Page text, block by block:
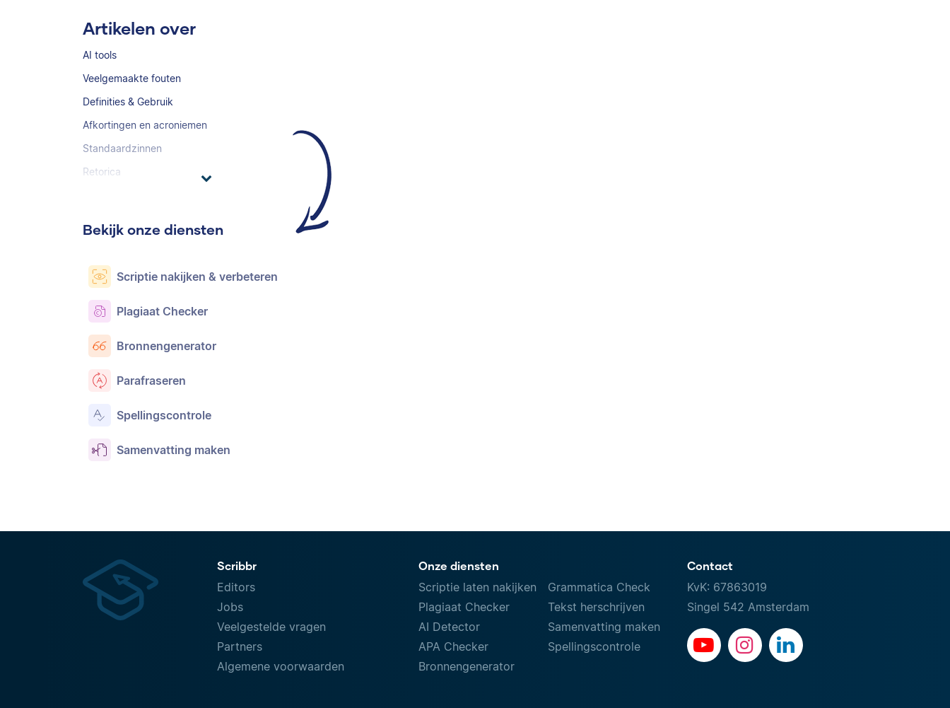
Artikelen over
AI tools
Veelgemaakte fouten
Definities & Gebruik
Afkortingen en acroniemen
Standaardzinnen
Retorica
Bekijk onze diensten
Scriptie nakijken & verbeteren
Plagiaat Checker
Bronnengenerator
Parafraseren
Spellingscontrole
Samenvatting maken
Scribbr
Editors
Jobs
Veelgestelde vragen
Partners
Algemene voorwaarden
Onze diensten
Scriptie laten nakijken
Plagiaat Checker
AI Detector
APA Checker
Bronnengenerator
Grammatica Check
Tekst herschrijven
Samenvatting maken
Spellingscontrole
Contact
KvK: 67863019
Singel 542 Amsterdam